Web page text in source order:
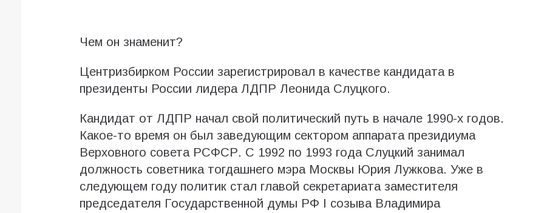
Чем он знаменит?
Центризбирком России зарегистрировал в качестве кандидата в
президенты России лидера ЛДПР Леонида Слуцкого.
Кандидат от ЛДПР начал свой политический путь в начале 1990-х годов.
Какое-то время он был заведующим сектором аппарата президиума
Верховного совета РСФСР. С 1992 по 1993 года Слуцкий занимал
должность советника тогдашнего мэра Москвы Юрия Лужкова. Уже в
следующем году политик стал главой секретариата заместителя
председателя Государственной думы РФ I созыва Владимира